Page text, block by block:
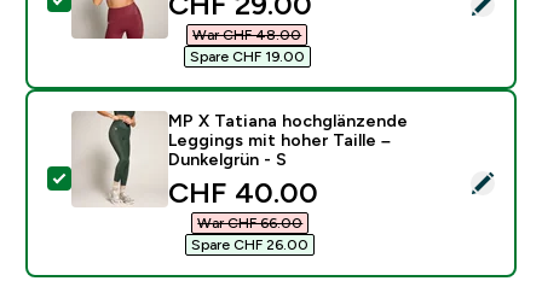
War CHF 48.00‎
Spare CHF 19.00‎
Dieses Produkt ausw�hlen - MP X Tatiana
MP X Tatiana hochglänzende
Leggings mit hoher Taille –
Dunkelgrün - S
discounted price
CHF 40.00‎
War CHF 66.00‎
Spare CHF 26.00‎